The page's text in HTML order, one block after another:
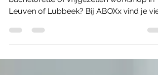
Ben je op zoek naar een creatieve
bachelorette of vrijgezellen workshop in
Leuven of Lubbeek? Bij ABOXx vind je vier